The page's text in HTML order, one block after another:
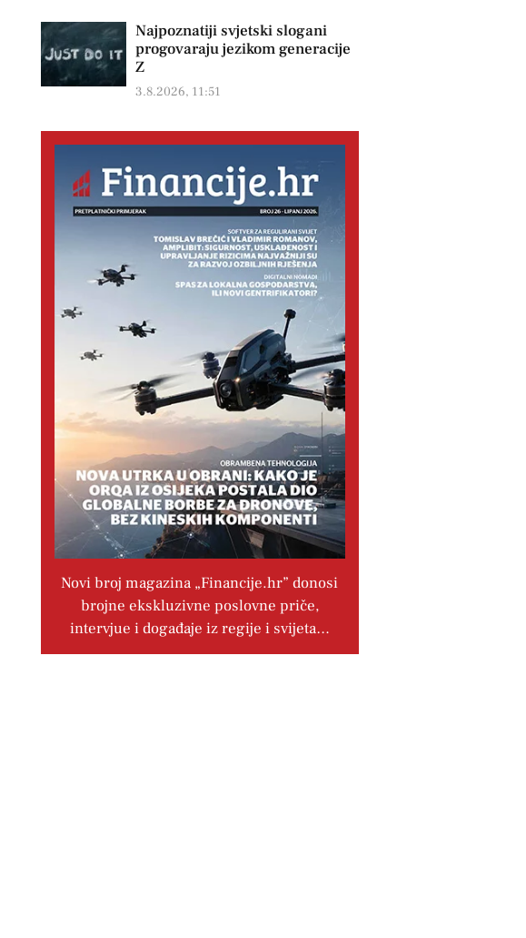
Najpoznatiji svjetski slogani
progovaraju jezikom generacije
Z
3.8.2026, 11:51
Novi broj magazina „Financije.hr” donosi
brojne ekskluzivne poslovne priče,
intervjue i događaje iz regije i svijeta…